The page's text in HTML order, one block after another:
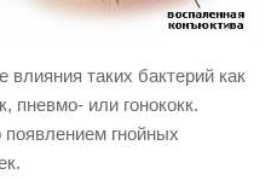
влияния таких бактерий как
пневмо- или гонококк.
появлением гнойных